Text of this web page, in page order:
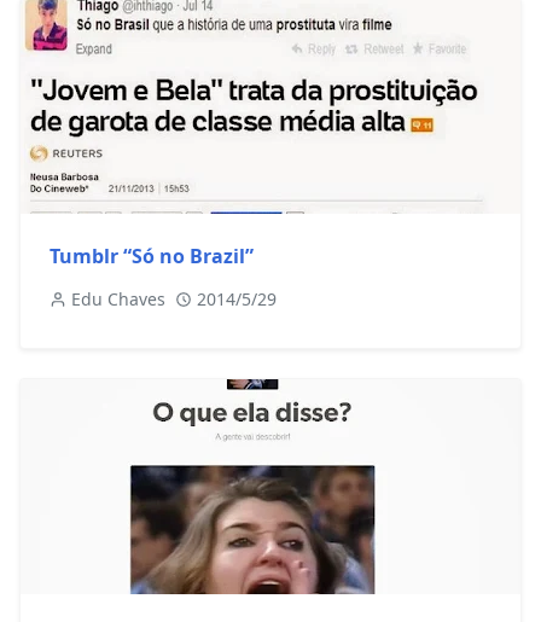
Tumblr “Só no Brazil”
Edu Chaves 2014/5/29